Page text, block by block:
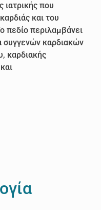
ιατρικής που
και του
πεδίο περιλαμβάνει
συγγενών καρδιακών
καρδιακής